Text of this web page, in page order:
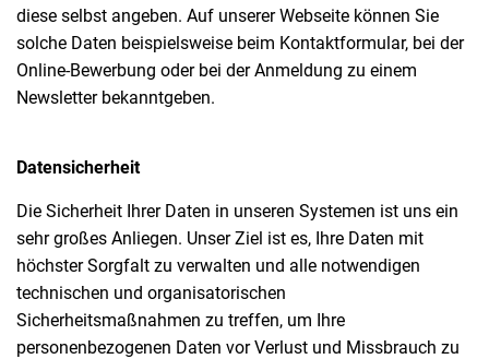
diese selbst angeben. Auf unserer Webseite können Sie
solche Daten beispielsweise beim Kontaktformular, bei der
Online-Bewerbung oder bei der Anmeldung zu einem
Newsletter bekanntgeben.
Datensicherheit
Die Sicherheit Ihrer Daten in unseren Systemen ist uns ein
sehr großes Anliegen. Unser Ziel ist es, Ihre Daten mit
höchster Sorgfalt zu verwalten und alle notwendigen
technischen und organisatorischen
Sicherheitsmaßnahmen zu treffen, um Ihre
personenbezogenen Daten vor Verlust und Missbrauch zu